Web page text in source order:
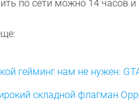
по сети можно 14 часов
гейминг нам не нужен:
складной флагман